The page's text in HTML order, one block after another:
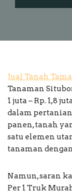
Jual Tanah
Tanaman
1 juta – Rp. 1,8
dalam
panen, tanah
satu elemen
tanaman
Namun, saran
Per 1 Truk